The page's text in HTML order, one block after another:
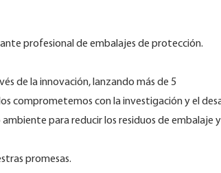
profesional de embalajes de protección.
de la innovación, lanzando más de 5
comprometemos con la investigación y el
para reducir los residuos de embalaje
promesas.